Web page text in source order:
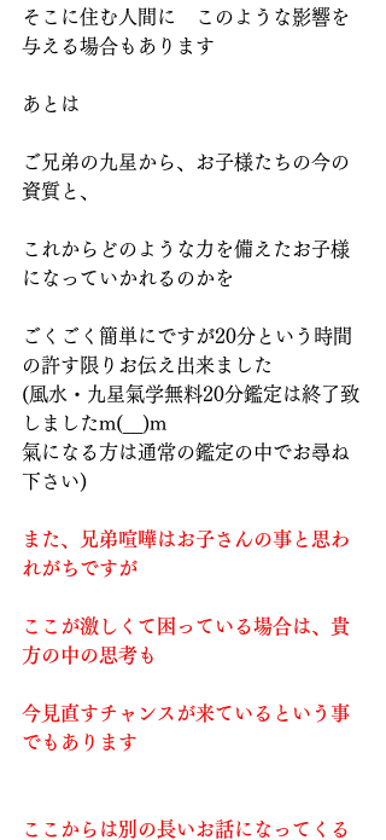
そこに住む人間に　このような影響を
与える場合もあります
あとは
ご兄弟の九星から、お子様たちの今の
資質と、
これからどのような力を備えたお子様
になっていかれるのかを
ごくごく簡単にですが20分という時間
の許す限りお伝え出来ました
(風水・九星氣学無料20分鑑定は終了致
しましたm(__)m
氣になる方は通常の鑑定の中でお尋ね
下さい)
また、兄弟喧嘩はお子さんの事と思わ
れがちですが
ここが激しくて困っている場合は、貴
方の中の思考も
今見直すチャンスが来ているという事
でもあります
ここからは別の長いお話になってくる